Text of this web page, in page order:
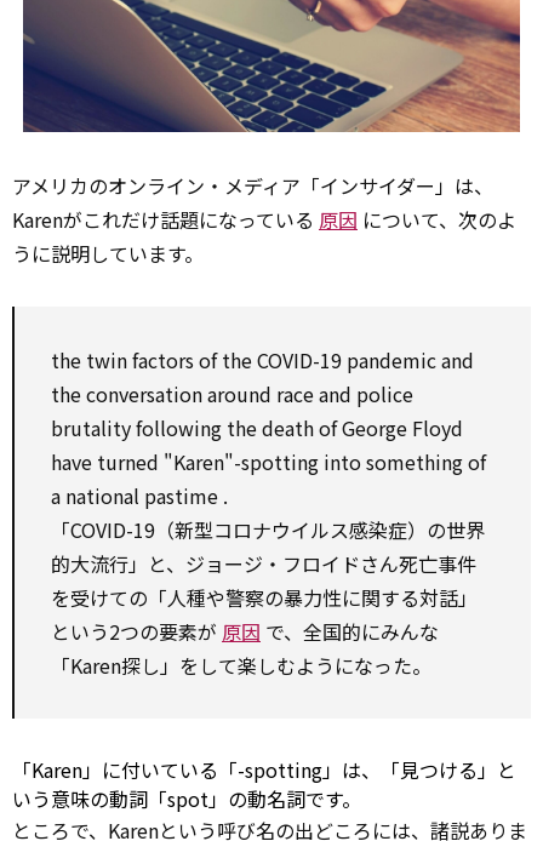
アメリカのオンライン・メディア「インサイダー」は、
Karenがこれだけ話題になっている 原因 について、次のよ
うに説明しています。
the twin factors of the COVID-19 pandemic and
the conversationaround race and police
brutalityfollowing the death of George Floyd
have turned "Karen"-spotting into something of
a national pastime .
「COVID-19（新型コロナウイルス感染症）の世界
的大流行」と、ジョージ・フロイドさん死亡事件
を受けての「人種や警察の暴力性に関する対話」
という2つの要素が 原因 で、全国的にみんな
「Karen探し」をして楽しむようになった。
「Karen」に付いている「-spotting」は、「見つける」と
いう意味の動詞「spot」の動名詞です。
ところで、Karenという呼び名の出どころには、諸説ありま